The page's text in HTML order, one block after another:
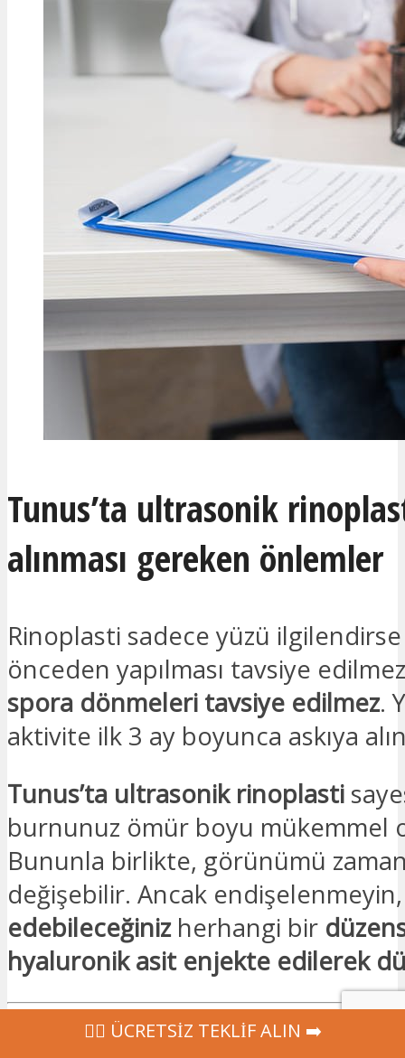
Tunus’ta ultrasonik
alınması gereken önlemler
Rinoplasti sadece yüzü
önceden yapılması tavsiye
spora dönmeleri tavsiye edilmez.
aktivite ilk 3 ay boyunca askıya
Tunus’ta ultrasonik rinoplasti
burnunuz ömür boyu mükemmel
Bununla birlikte, görünümü
değişebilir. Ancak
edebileceğinizherhangi bir
hyaluronik asit enjekte edilerek
iyi fiyata doğru kliniği seçmekte
‍👩‍⚕ ÜCRETSİZ TEKLİF ALIN ➡️